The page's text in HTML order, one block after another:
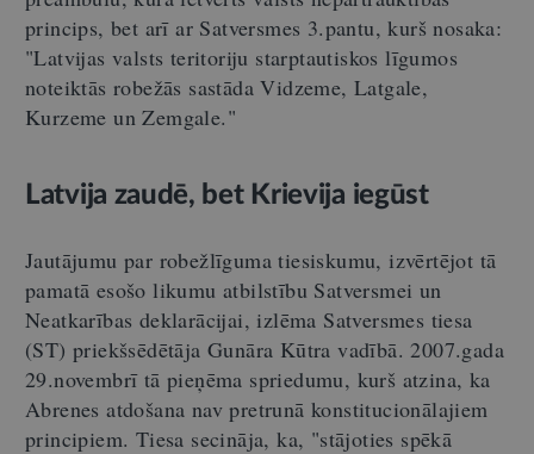
princips, bet arī ar Satversmes 3.pantu, kurš nosaka:
"Latvijas valsts teritoriju starptautiskos līgumos
noteiktās robežās sastāda Vidzeme, Latgale,
Kurzeme un Zemgale."
Latvija zaudē, bet Krievija iegūst
Jautājumu par robežlīguma tiesiskumu, izvērtējot tā
pamatā esošo likumu atbilstību Satversmei un
Neatkarības deklarācijai, izlēma Satversmes tiesa
(ST) priekšsēdētāja Gunāra Kūtra vadībā. 2007.gada
29.novembrī tā pieņēma spriedumu, kurš atzina, ka
Abrenes atdošana nav pretrunā konstitucionālajiem
principiem. Tiesa secināja, ka, "stājoties spēkā